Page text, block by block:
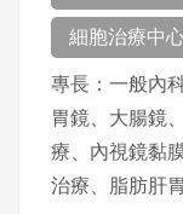
細胞治療中
專長：一般內
胃鏡、大腸鏡
療、內視鏡黏
治療、脂肪肝